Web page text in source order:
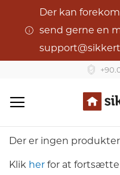
Der kan
send gerne en
Din
Der er ingen
Klik her for at fortsætte